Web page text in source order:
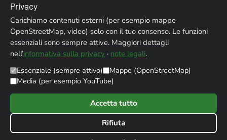
Chi siamo Contatti Note legali
Crediti fotografici
Privacy
Carichiamo contenuti esterni (per esempio mappe
OpenStreetMap, video) solo con il tuo consenso. Le funzioni
essenziali sono sempre attive. Maggiori dettagli
nell’informativa sulla privacy · note legali.
Essenziale (sempre attivo)
Mappe (OpenStreetMap)
Media (per esempio YouTube)
Accetta tutto
Rifiuta